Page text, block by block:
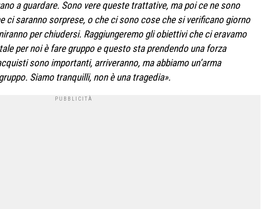
a guardare. Sono vere queste trattative, ma poi ce ne sono
ci saranno sorprese, o che ci sono cose che si verificano giorno
per chiudersi. Raggiungeremo gli obiettivi che ci eravamo
per noi è fare gruppo e questo sta prendendo una forza
sono importanti, arriveranno, ma abbiamo un’arma
Siamo tranquilli, non è una tragedia».